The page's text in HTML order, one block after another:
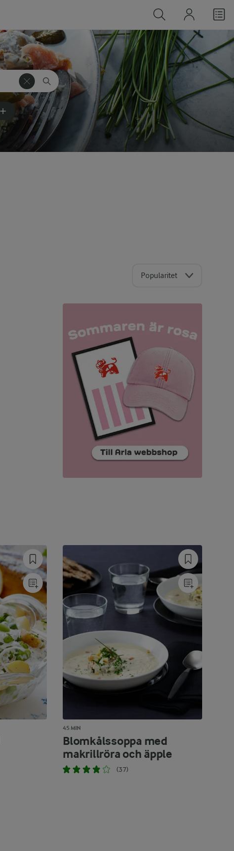
Popularitet
45 MIN
Blomkålssoppa med
makrillröra och äpple
(37)